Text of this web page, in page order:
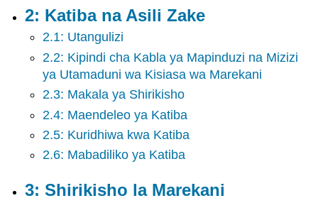
4:
Uhuru
wa
Haki
za
Kiraia
Siasa
ya
ya
Umma
2: Katiba na Asili Zake
2.1: Utangulizi
2.2: Kipindi cha Kabla ya Mapinduzi na Mizizi
ya Utamaduni wa Kisiasa wa Marekani
2.3: Makala ya Shirikisho
2.4: Maendeleo ya Katiba
2.5: Kuridhiwa kwa Katiba
2.6: Mabadiliko ya Katiba
3: Shirikisho la Marekani